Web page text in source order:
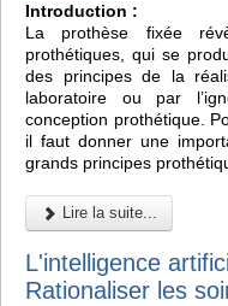
Introduction :
La prothèse fixée
prothétiques, qui se
des principes de la
laboratoire ou par
conception prothétique.
il faut donner une
grands principes
Lire la suite...
L'intelligence
Rationaliser les